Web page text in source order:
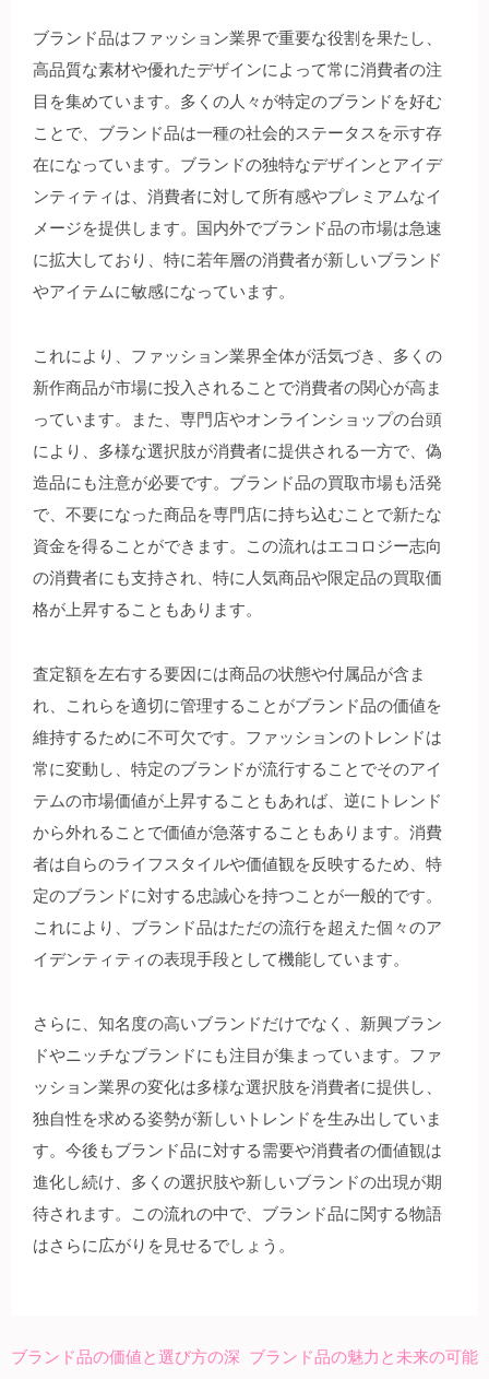
ブランド品はファッション業界で重要な役割を果たし、
高品質な素材や優れたデザインによって常に消費者の注
目を集めています。多くの人々が特定のブランドを好む
ことで、ブランド品は一種の社会的ステータスを示す存
在になっています。ブランドの独特なデザインとアイデ
ンティティは、消費者に対して所有感やプレミアムなイ
メージを提供します。国内外でブランド品の市場は急速
に拡大しており、特に若年層の消費者が新しいブランド
やアイテムに敏感になっています。
これにより、ファッション業界全体が活気づき、多くの
新作商品が市場に投入されることで消費者の関心が高ま
っています。また、専門店やオンラインショップの台頭
により、多様な選択肢が消費者に提供される一方で、偽
造品にも注意が必要です。ブランド品の買取市場も活発
で、不要になった商品を専門店に持ち込むことで新たな
資金を得ることができます。この流れはエコロジー志向
の消費者にも支持され、特に人気商品や限定品の買取価
格が上昇することもあります。
査定額を左右する要因には商品の状態や付属品が含ま
れ、これらを適切に管理することがブランド品の価値を
維持するために不可欠です。ファッションのトレンドは
常に変動し、特定のブランドが流行することでそのアイ
テムの市場価値が上昇することもあれば、逆にトレンド
から外れることで価値が急落することもあります。消費
者は自らのライフスタイルや価値観を反映するため、特
定のブランドに対する忠誠心を持つことが一般的です。
これにより、ブランド品はただの流行を超えた個々のア
イデンティティの表現手段として機能しています。
さらに、知名度の高いブランドだけでなく、新興ブラン
ドやニッチなブランドにも注目が集まっています。ファ
ッション業界の変化は多様な選択肢を消費者に提供し、
独自性を求める姿勢が新しいトレンドを生み出していま
す。今後もブランド品に対する需要や消費者の価値観は
進化し続け、多くの選択肢や新しいブランドの出現が期
待されます。この流れの中で、ブランド品に関する物語
はさらに広がりを見せるでしょう。
ブランド品の価値と選び方の深 ブランド品の魅力と未来の可能